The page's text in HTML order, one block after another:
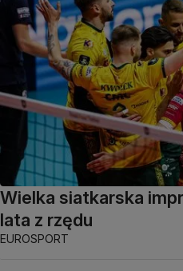
Wielka siatkarska
lata z rzędu
EUROSPORT